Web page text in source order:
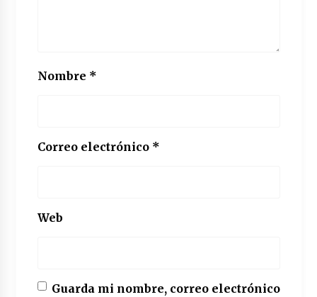
Nombre *
Correo electrónico *
Web
Guarda mi nombre, correo electrónico